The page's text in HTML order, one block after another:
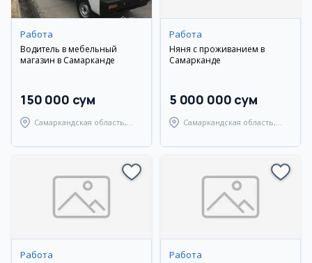
Работа
Водитель в мебельный
магазин в Самарканде
150 000 сум
Самаркандская область,
Работа
Няня с проживанием в
Самарканде
5 000 000 сум
Самаркандская область,
Работа Работа